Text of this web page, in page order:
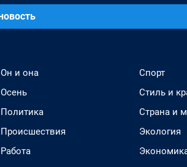
Он и она
Осень
Политика
Происшествия
Работа
Спорт
Стиль и
Страна и
Экология